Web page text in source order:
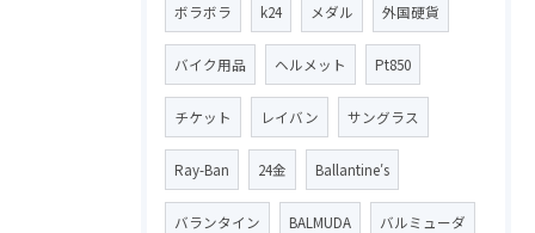
ボラボラ k24 メダル 外国硬貨
バイク用品 ヘルメット Pt850
チケット レイバン サングラス
Ray-Ban 24金 Ballantine′s
バランタイン BALMUDA バルミューダ